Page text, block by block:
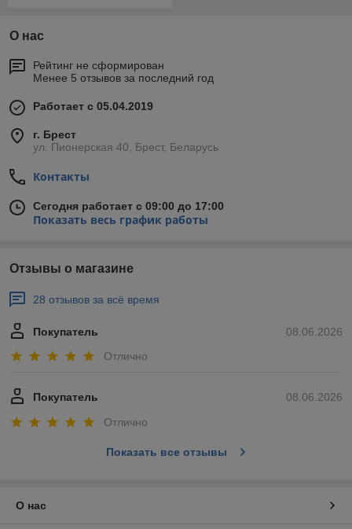
О нас
Рейтинг не сформирован
Менее 5 отзывов за последний год
Работает с 05.04.2019
г. Брест
ул. Пионерская 40, Брест, Беларусь
Контакты
Сегодня работает с 09:00 до 17:00
Показать весь график работы
Отзывы о магазине
28 отзывов за всё время
08.06.2026
Покупатель
Отлично
08.06.2026
Покупатель
Отлично
Показать все отзывы
О нас